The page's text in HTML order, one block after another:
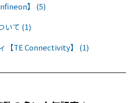
】 (5)
いて (1)
【TE Connectivity】 (1)